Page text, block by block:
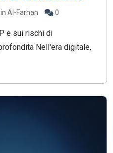
Al-Farhan 0
e sui rischi di
Nell'era digitale,